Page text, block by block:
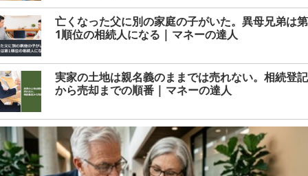
亡くなった父に別の家庭の子がいた。異母兄弟は第
1順位の相続人になる | マネーの達人
実家の土地は親名義のままでは売れない。相続登記
から売却までの順番 | マネーの達人